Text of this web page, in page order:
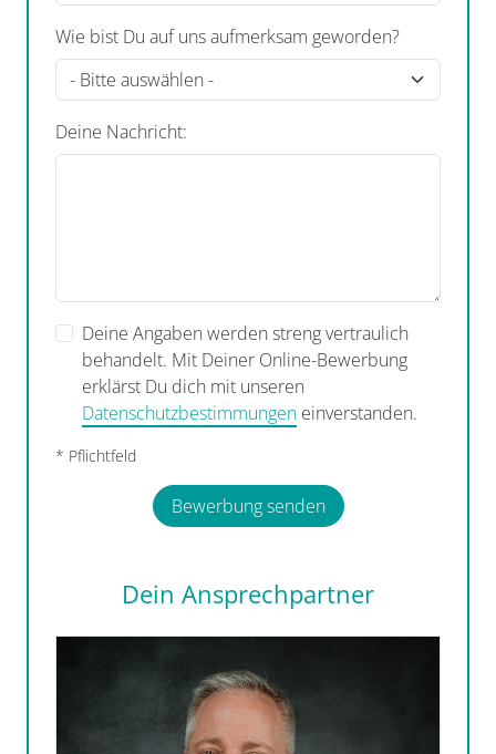
Wie bist Du auf uns aufmerksam geworden?
Deine Nachricht:
Dein Ansprechpartner
Deine Angaben werden streng vertraulich
behandelt. Mit Deiner Online-Bewerbung
erklärst Du dich mit unseren
Datenschutzbestimmungen einverstanden.
* Pflichtfeld
Bewerbung senden